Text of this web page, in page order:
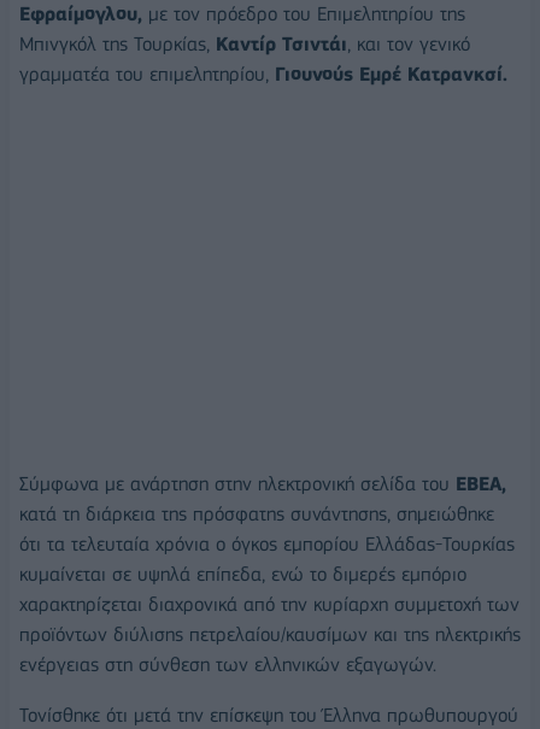
Εφραίμογλου, με τον πρόεδρο του Επιμελητηρίου της
Μπινγκόλ της Τουρκίας, Καντίρ Τσιντάι , και τον γενικό
γραμματέα του επιμελητηρίου, Γιουνούς Εμρέ Κατρανκσί.
Σύμφωνα με ανάρτηση στην ηλεκτρονική σελίδα του ΕΒΕΑ,
κατά τη διάρκεια της πρόσφατης συνάντησης, σημειώθηκε
ότι τα τελευταία χρόνια ο όγκος εμπορίου Ελλάδας-Τουρκίας
κυμαίνεται σε υψηλά επίπεδα, ενώ το διμερές εμπόριο
χαρακτηρίζεται διαχρονικά από την κυρίαρχη συμμετοχή των
προϊόντων διύλισης πετρελαίου/καυσίμων και της ηλεκτρικής
ενέργειας στη σύνθεση των ελληνικών εξαγωγών.
Τονίσθηκε ότι μετά την επίσκεψη του Έλληνα πρωθυπουργού